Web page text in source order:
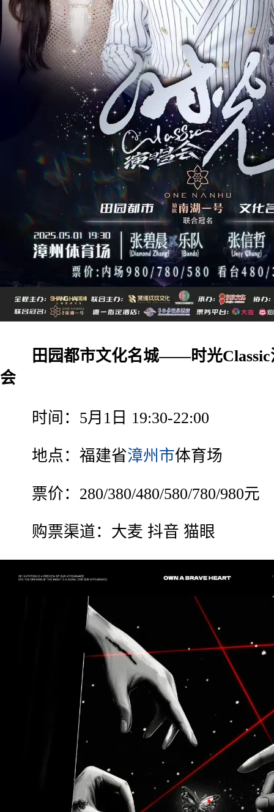
田园都市文化名城——时光Classic
会
时间：5月1日 19:30-22:00
地点：福建省漳州市体育场
票价：280/380/480/580/780/980元
购票渠道：大麦 抖音 猫眼